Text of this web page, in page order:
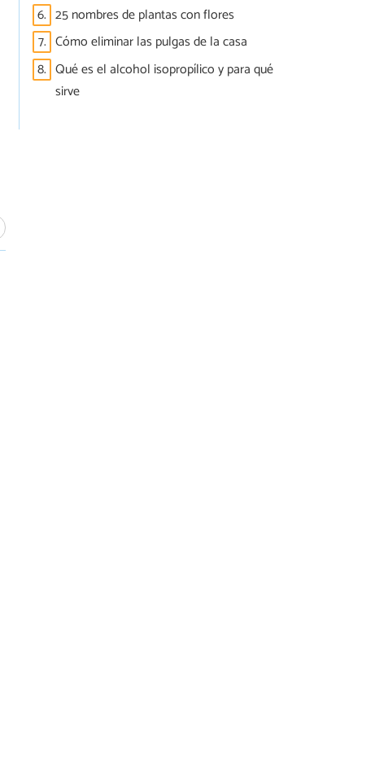
6. 25 nombres de plantas con flores
7. Cómo eliminar las pulgas de la casa
8. Qué es el alcohol isopropílico y para qué
sirve